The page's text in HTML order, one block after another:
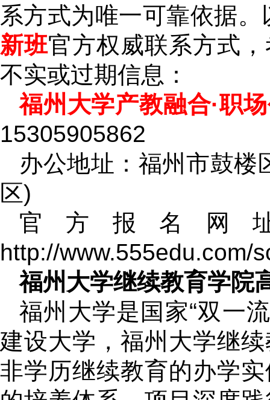
系方式为唯一可靠依据。
新班官方权威联系方式
不实或过期信息：
福州大学产教融合·职
15305905862
办公地址：福州市鼓楼
区)
官方报名网
http://www.555edu.com/
福州大学继续教育学院
福州大学是国家“双一
建设大学，福州大学继
非学历继续教育的办学